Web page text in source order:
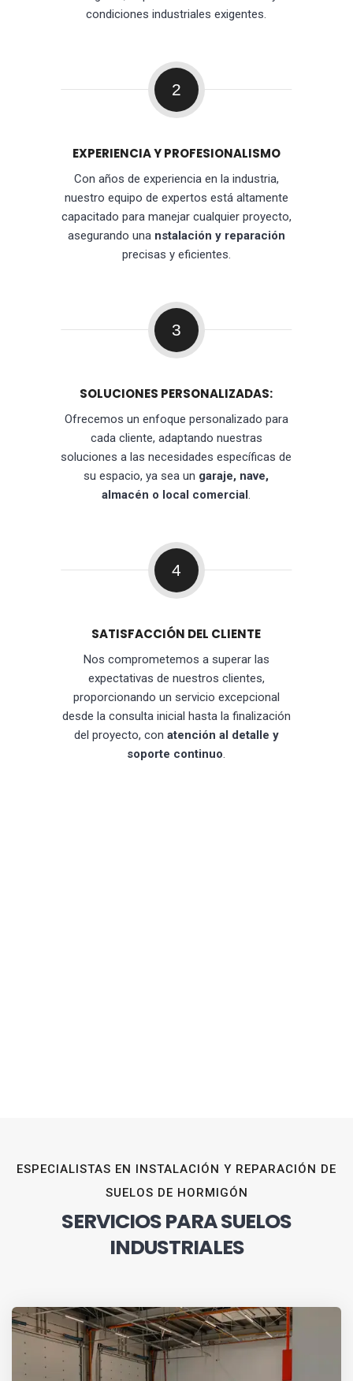
condiciones industriales exigentes.
2
EXPERIENCIA Y PROFESIONALISMO
Con años de experiencia en la industria,
nuestro equipo de expertos está altamente
capacitado para manejar cualquier proyecto,
asegurando una nstalación y reparación
precisas y eficientes.
3
SOLUCIONES PERSONALIZADAS:
Ofrecemos un enfoque personalizado para
cada cliente, adaptando nuestras
soluciones a las necesidades específicas de
su espacio, ya sea un garaje, nave,
almacén o local comercial.
4
SATISFACCIÓN DEL CLIENTE
Nos comprometemos a superar las
expectativas de nuestros clientes,
proporcionando un servicio excepcional
desde la consulta inicial hasta la finalización
del proyecto, con atención al detalle y
soporte continuo.
ESPECIALISTAS EN INSTALACIÓN Y REPARACIÓN DE
SUELOS DE HORMIGÓN
SERVICIOS PARA SUELOS
INDUSTRIALES